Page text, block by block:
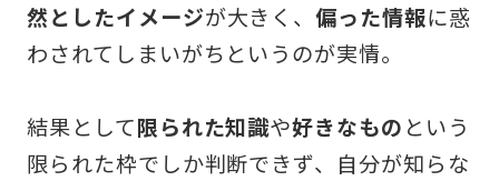
然としたイメージが大きく、偏った情報に惑
わされてしまいがちというのが実情。
結果として限られた知識や好きなもの という
限られた枠でしか判断できず、自分が知らな